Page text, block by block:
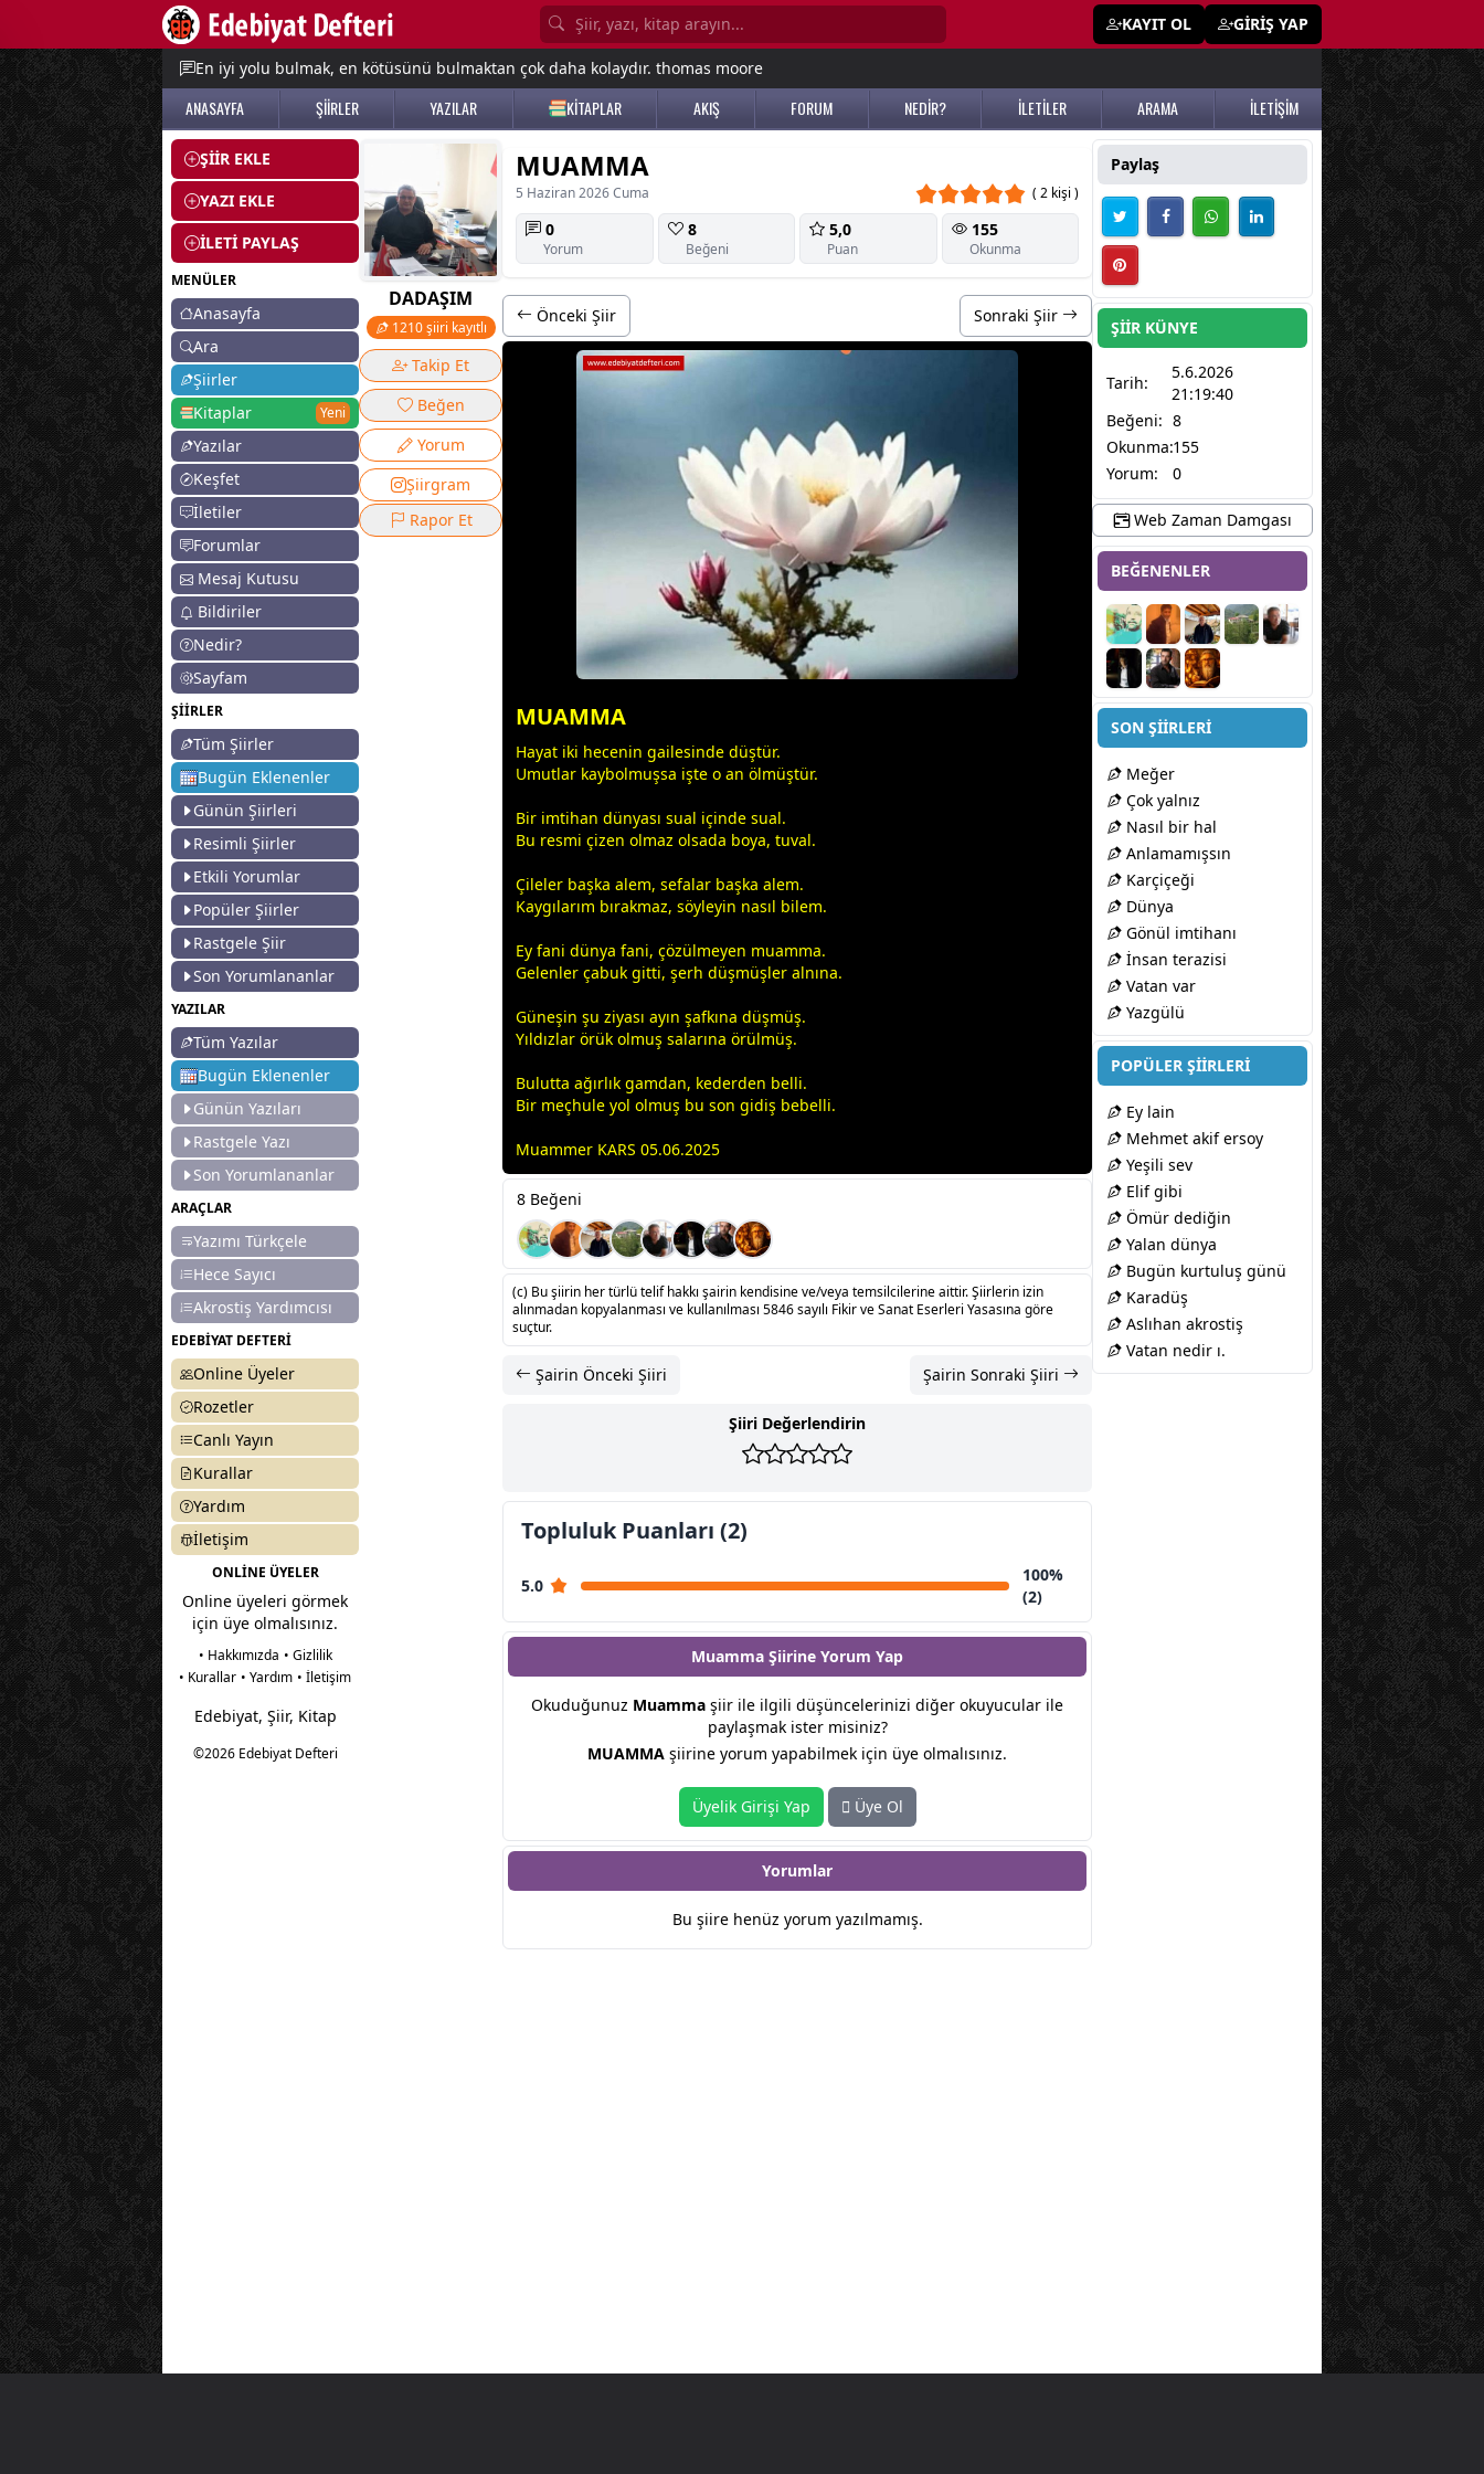
KAYIT OL GİRİŞ YAP
En iyi yolu bulmak, en kötüsünü bulmaktan çok daha kolaydır. thomas moore
ANASAYFA ŞİİRLER YAZILAR KİTAPLAR AKIŞ FORUM NEDİR? İLETİLER ARAMA İLETİŞİM
ŞİİR EKLE
YAZI EKLE
İLETİ PAYLAŞ
MENÜLER
Anasayfa
Ara
Şiirler
Kitaplar
Yeni
Yazılar
Keşfet
İletiler
Forumlar
Mesaj Kutusu
Bildiriler
Nedir?
Sayfam
ŞİİRLER
Tüm Şiirler
Bugün Eklenenler
Günün Şiirleri
Resimli Şiirler
Etkili Yorumlar
Popüler Şiirler
Rastgele Şiir
Son Yorumlananlar
YAZILAR
Tüm Yazılar
Bugün Eklenenler
Günün Yazıları
Rastgele Yazı
Son Yorumlananlar
ARAÇLAR
Yazımı Türkçele
Hece Sayıcı
Akrostiş Yardımcısı
EDEBİYAT DEFTERİ
Online Üyeler
Rozetler
Canlı Yayın
Kurallar
Yardım
İletişim
ONLİNE ÜYELER
Online üyeleri görmek
için üye olmalısınız.
• Hakkımızda • Gizlilik
• Kurallar • Yardım • İletişim
Edebiyat, Şiir, Kitap
©2026 Edebiyat Defteri
DADAŞIM
1210 şiiri kayıtlı
Takip Et
Beğen
Yorum
Şiirgram
Rapor Et
MUAMMA
5 Haziran 2026 Cuma ( 2 kişi )
0
Yorum
8
Beğeni
5,0
Puan
155
Okunma
Önceki Şiir Sonraki Şiir
MUAMMA
Hayat iki hecenin gailesinde düştür.
Umutlar kaybolmuşsa işte o an ölmüştür.
Bir imtihan dünyası sual içinde sual.
Bu resmi çizen olmaz olsada boya, tuval.
Çileler başka alem, sefalar başka alem.
Kaygılarım bırakmaz, söyleyin nasıl bilem.
Ey fani dünya fani, çözülmeyen muamma.
Gelenler çabuk gitti, şerh düşmüşler alnına.
Güneşin şu ziyası ayın şafkına düşmüş.
Yıldızlar örük olmuş salarına örülmüş.
Bulutta ağırlık gamdan, kederden belli.
Bir meçhule yol olmuş bu son gidiş bebelli.
Muammer KARS 05.06.2025
8 Beğeni
(c) Bu şiirin her türlü telif hakkı şairin kendisine ve/veya temsilcilerine aittir. Şiirlerin izin
alınmadan kopyalanması ve kullanılması 5846 sayılı Fikir ve Sanat Eserleri Yasasına göre
suçtur.
Şairin Önceki Şiiri Şairin Sonraki Şiiri
Şiiri Değerlendirin
Topluluk Puanları (2)
5.0
100%
(2)
Muamma Şiirine Yorum Yap
Okuduğunuz Muamma şiir ile ilgili düşüncelerinizi diğer okuyucular ile
paylaşmak ister misiniz?
MUAMMA şiirine yorum yapabilmek için üye olmalısınız.
Üyelik Girişi Yap Üye Ol
Yorumlar
Bu şiire henüz yorum yazılmamış.
Paylaş
ŞİİR KÜNYE
Tarih:
5.6.2026
21:19:40
Beğeni: 8
Okunma:155
Yorum:
0
Web Zaman Damgası
BEĞENENLER
SON ŞİİRLERİ
Meğer
Çok yalnız
Nasıl bir hal
Anlamamışsın
Karçiçeği
Dünya
Gönül imtihanı
İnsan terazisi
Vatan var
Yazgülü
POPÜLER ŞİİRLERİ
Ey lain
Mehmet akif ersoy
Yeşili sev
Elif gibi
Ömür dediğin
Yalan dünya
Bugün kurtuluş günü
Karadüş
Aslıhan akrostiş
Vatan nedir ı.
menu